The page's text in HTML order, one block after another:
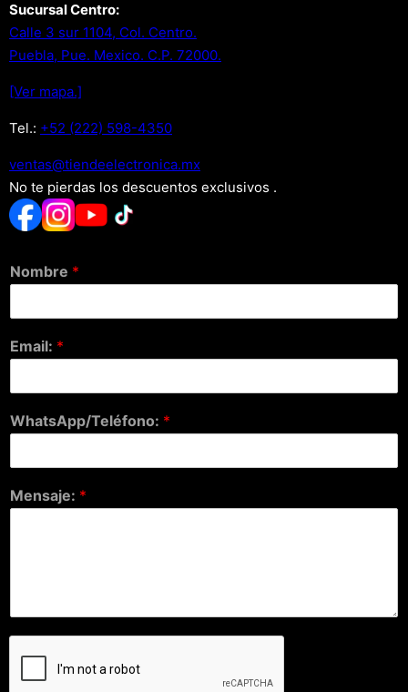
Sucursal Centro:
Calle 3 sur 1104, Col. Centro.
Puebla, Pue. Mexico. C.P. 72000.
[Ver mapa.]
Tel.: +52 (222) 598-4350
xm.acinortceleedneit@satnev
No te pierdas los descuentos exclusivos .
Nombre *
Email: *
WhatsApp/Teléfono: *
Mensaje: *